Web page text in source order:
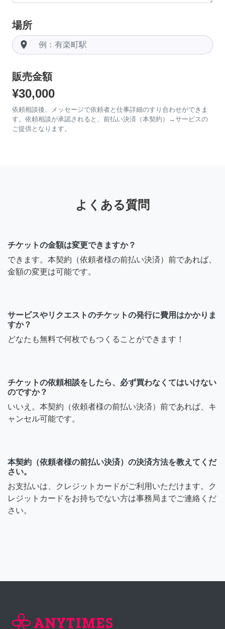
場所
room
販売金額
¥30,000
依頼相談後、メッセージで依頼者と仕事詳細のすり合わせができま
す。依頼相談が承認されると、前払い決済（本契約）→サービスの
ご提供となります。
よくある質問
チケットの金額は変更できますか？
できます。本契約（依頼者様の前払い決済）前であれば、
金額の変更は可能です。
サービスやリクエストのチケットの発行に費用はかかりま
すか？
どなたも無料で何枚でもつくることができます！
チケットの依頼相談をしたら、必ず買わなくてはいけない
のですか？
いいえ。本契約（依頼者様の前払い決済）前であれば、キ
ャンセル可能です。
本契約（依頼者様の前払い決済）の決済方法を教えてくだ
さい。
お支払いは、クレジットカードがご利用いただけます。ク
レジットカードをお持ちでない方は事務局までご連絡くだ
さい。